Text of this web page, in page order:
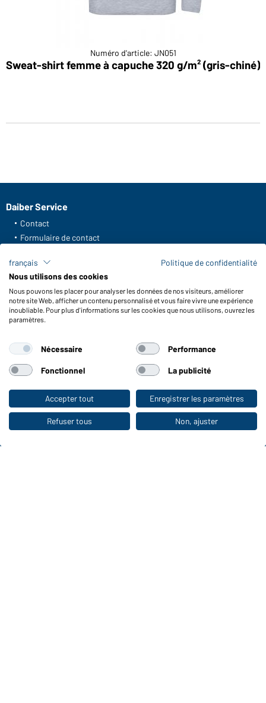
Vers la boutique pour particuliers
Numéro d'article: JN051
Sweat-shirt femme à capuche 320 g/m² (gris-chiné)
Daiber Service
Contact
Formulaire de contact
FAQ / Manuel d' utilisation
Vérifier le stock
Reporting system according to whistleblower protection act
Fonctions et entretien
Conseils d'entretien
Tailles
Couleurs
WORKWEAR COLLECTION
Le choix idéal pour les professionnels :
français
Politique de confidentialité
Nous utilisons des cookies
Nous pouvons les placer pour analyser les données de nos visiteurs, améliorer
notre site Web, afficher un contenu personnalisé et vous faire vivre une expérience
inoubliable. Pour plus d'informations sur les cookies que nous utilisons, ouvrez les
paramètres.
Nécessaire Performance
Fonctionnel La publicité
Accepter tout Enregistrer les paramètres
Refuser tous Non, ajuster